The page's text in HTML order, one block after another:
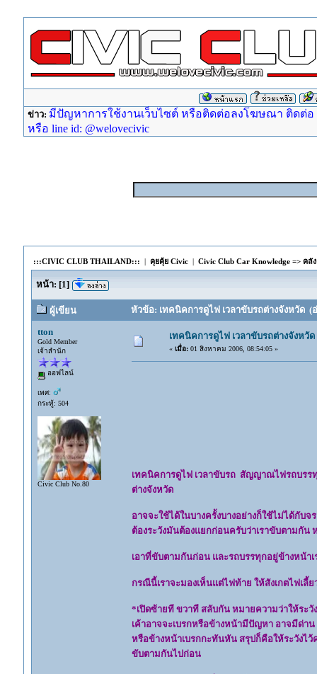
ข่าว: มีปัญหาการใช้งานเว็บไซต์ หรือติดต่อลงโฆษณา ติดต่อ
หรือ line id: @welovecivic
:::CIVIC CLUB THAILAND::: | คุยคุ้ย Civic| Civic Club Car Knowledge => คลั
หน้า: [1]
ผู้เขียน หัวข้อ: เทคนิคการดูไฟ เวลาขับรถต่างจังหวัด (
tton
Gold Member
เจ้าสำนัก
ออฟไลน์
เพศ:
กระทู้: 504
Civic Club No.80
เทคนิคการดูไฟ เวลาขับรถต่างจังหวัด
« เมื่อ:01 สิงหาคม 2006, 08:54:05 »
เทคนิคการดูไฟ เวลาขับรถ สัญญาณไฟรถบรร
ต่างจังหวัด
อาจจะใช้ได้ในบางครั้งบางอย่างก็ใช้ไม่ได้กับจ
ต้องระวังมันต้องแยกก่อนครับว่าเราขับตามกัน
เอาที่ขับตามกันก่อน และรถบรรทุกอยู่ข้างหน้าเ
กรณีนี้เราจะมองเห็นแต่ไฟท้าย ให้สังเกตไฟเลี้ย
*เปิดซ้ายที ขวาที สลับกัน หมายความว่าให้ระวัง
เค้าอาจจะเบรกหรือข้างหน้ามีปัญหา อาจมีด่าน
หรือข้างหน้าเบรกกะทันหัน สรุปก็คือให้ระวังไ
ขับตามกันไปก่อน